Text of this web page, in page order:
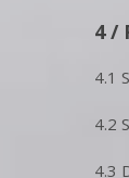
4 /
4.1
4.2
4.3